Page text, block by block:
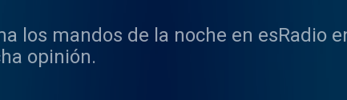
los mandos de la noche en esRadio
opinión.